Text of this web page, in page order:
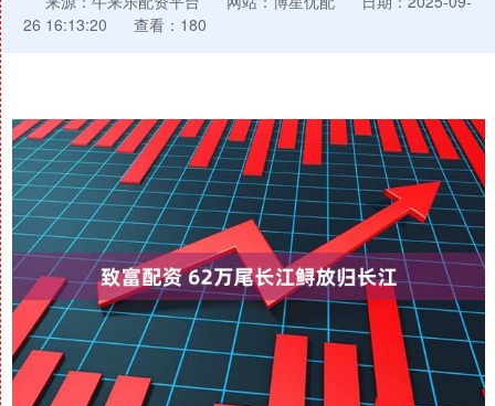
26 16:13:20
查看：180